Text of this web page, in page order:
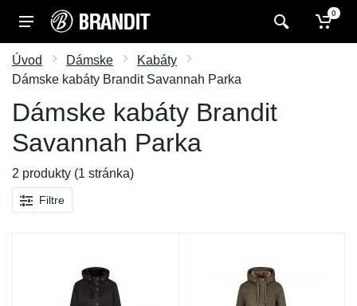
0
Úvod Dámske
Kabáty
Dámske kabáty Brandit Savannah Parka
Dámske kabáty Brandit
Savannah Parka
2 produkty (1 stránka)
Filtre